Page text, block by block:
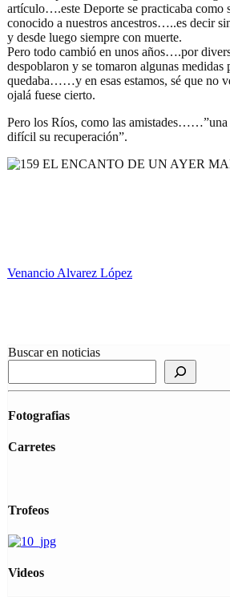
artículo….este Deporte se practicaba como
conocido a nuestros ancestros…..es decir
y desde luego siempre con muerte.
Pero todo cambió en unos años….por
despoblaron y se tomaron algunas medidas
quedaba……y en esas estamos, sé que no
ojalá fuese cierto.
Pero los Ríos, como las amistades……”una
difícil su recuperación”.
Venancio Alvarez López
Buscar en noticias
Fotografias
Carretes
Trofeos
Videos